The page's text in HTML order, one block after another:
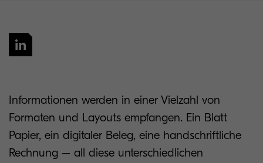
Informationen werden in einer Vielzahl von
Formaten und Layouts empfangen. Ein Blatt
Papier, ein digitaler Beleg, eine handschriftliche
Rechnung – all diese unterschiedlichen